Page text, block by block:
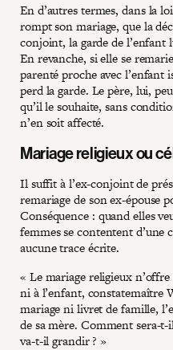
En d’autres termes, dans la
rompt son mariage, que la
conjoint, la garde de l’enfant
En revanche, si elle se
parenté proche avec l’enfant
perd la garde. Le père, lui,
qu’il le souhaite, sans
n’en soit affecté.
Mariage religieux ou
Il suffit à l’ex-conjoint de
remariage de son ex-épouse
Conséquence : quand elles
femmes se contentent d’une
aucune trace écrite.
« Le mariage religieux
ni à l’enfant, constatemaître
mariage ni livret de famille,
de sa mère. Comment sera-
va-t-il grandir ? »